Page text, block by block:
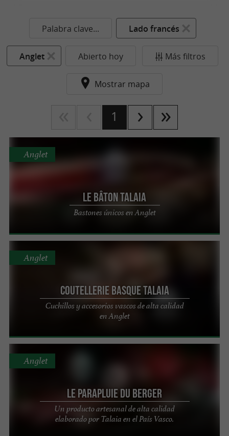
Palabra clave... Lado francés
Anglet Abierto hoy Más filtros
Mostrar mapa
1
Le bâton TALAIA
Bastones únicos en Anglet
Anglet
Coutellerie Basque TALAIA
Cuchillos y accesorios vascos de alta calidad
en Anglet
Anglet
Le Parapluie du Berger
Un producto artesanal de alta calidad
elaborado por Talaia en el País Vasco.
Anglet